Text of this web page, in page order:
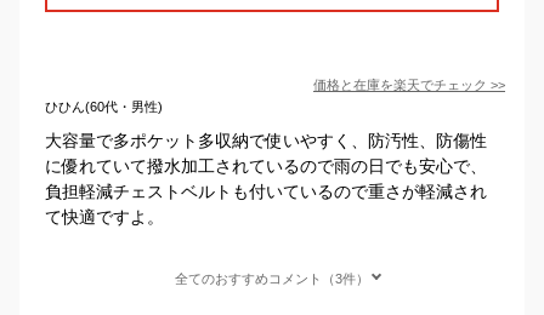
価格と在庫を楽天でチェック >>
ひひん(60代・男性)
大容量で多ポケット多収納で使いやすく、防汚性、防傷性
に優れていて撥水加工されているので雨の日でも安心で、
負担軽減チェストベルトも付いているので重さが軽減され
て快適ですよ。
全てのおすすめコメント（3件）